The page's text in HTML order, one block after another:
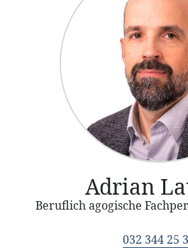
Adrian
Beruflich agogische
032 344 25